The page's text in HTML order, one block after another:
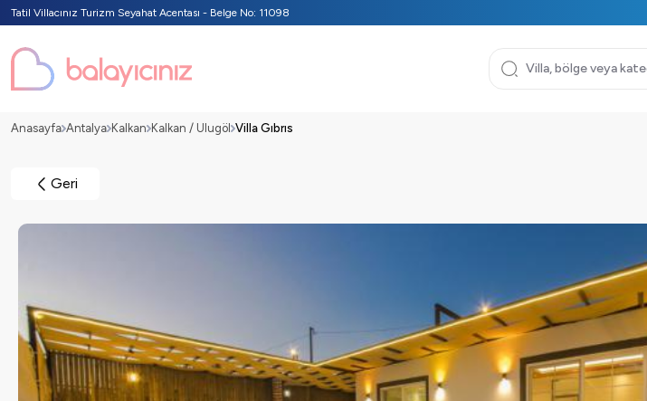
Tatil Villacınız Turizm Seyahat Acentası - Belge No: 11098
Anasayfa Antalya Kalkan Kalkan / Ulugöl Villa Gıbrıs
Geri